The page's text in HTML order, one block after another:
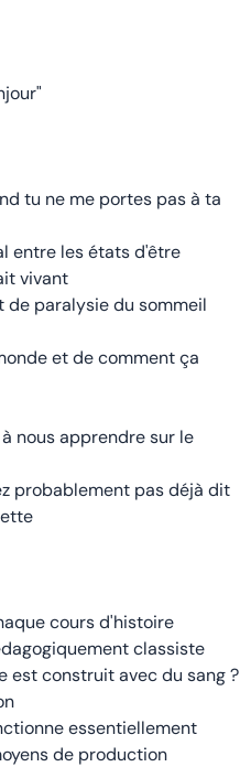
tu ne me portes pas à ta
entre les états d'être
vivant
de paralysie du sommeil
et de comment ça
nous apprendre sur le
probablement pas déjà dit
cours d'histoire
classiste
est construit avec du sang ?
essentiellement
de production